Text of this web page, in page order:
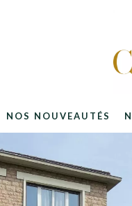
NOS NOUVEAUTÉS